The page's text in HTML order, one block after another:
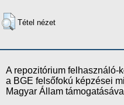
Tétel nézet
A repozitórium felhasználó-
a BGE felsőfokú képzései
Magyar Állam